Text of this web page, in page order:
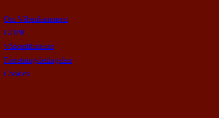
Om Våbenkammeret
GDPR
Våbentilladelser
Forretningsbetingelser
Cookies